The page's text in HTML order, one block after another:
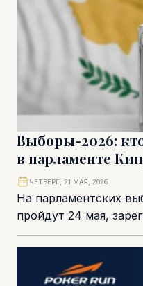
Выборы-2026:
в парламенте
На парламентских
пройдут 24 мая,
число участников –
человека...
ЧЕТВЕРГ, 21 МАЯ, 2026